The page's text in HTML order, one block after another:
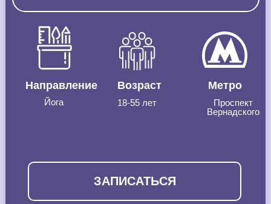
Направление
Йога
Возраст
18-55 лет
Метро
Проспект
Вернадского
ЗАПИСАТЬСЯ